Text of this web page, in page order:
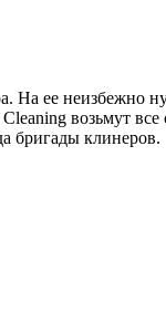
На ее неизбежно
возьмут
бригады клинеров.